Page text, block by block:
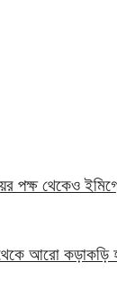
থেকেও
আরো কড়াকড়ি